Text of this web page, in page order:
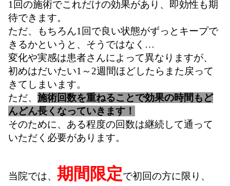
1回の施術でこれだけの効果があり、即効性も期
待できます。
ただ、もちろん1回で良い状態がずっとキープで
きるかというと、そうではなく…
変化や実感は患者さんによって異なりますが、
初めはだいたい1～2週間ほどしたらまた戻って
きてしまいます。
ただ、 施術回数を重ねることで効果の時間もど
んどん長くなっていきます！
そのために、ある程度の回数は継続して通って
いただく必要があります。
当院では、 期間限定で初回の方に限り、